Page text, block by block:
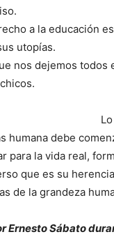
a la educación
utopías.
nos dejemos
humana debe
para la vida real,
que es su
de la grandeza
Ernesto Sábato